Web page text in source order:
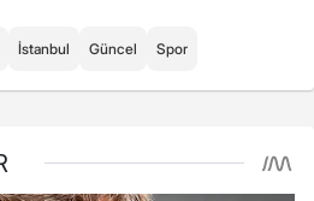
İstanbul Güncel Spor